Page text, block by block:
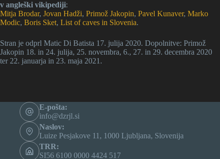
v angleški vikipediji:
Mitja Brodar, Jovan Hadži, Primož Jakopin, Pavel Kunaver, Marko
Modic, Boris Sket, List of caves in Slovenia.
Stran je odprl Matic Di Batista 17. julija 2020. Dopolnitve: Primož
Jakopin 18. in 24. julija, 25. novembra, 6., 27. in 29. decembra 2020
ter 22. januarja in 23. maja 2021.
E-pošta:
info@dzrjl.si
Naslov:
Luize Pesjakove 11, 1000 Ljubljana, Slovenija
TRR:
SI56 6100 0000 4424 517